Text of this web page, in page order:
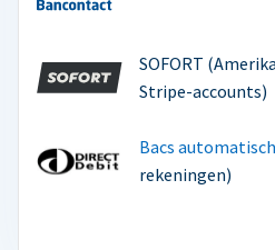
SOFORT
Stripe-accounts)
Bacs
rekeningen)